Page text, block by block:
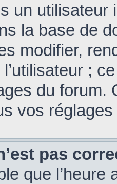
un
la base de
modifier,
;
du forum.
vos
pas
que